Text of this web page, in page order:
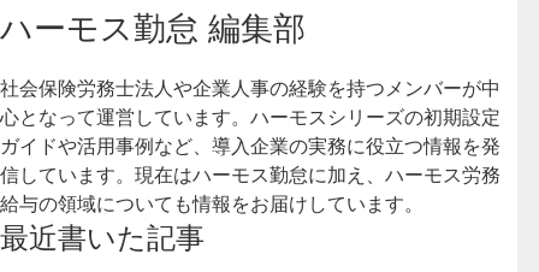
ハーモス勤怠 編集部
社会保険労務士法人や企業人事の経験を持つメンバーが中
心となって運営しています。ハーモスシリーズの初期設定
ガイドや活用事例など、導入企業の実務に役立つ情報を発
信しています。現在はハーモス勤怠に加え、ハーモス労務
給与の領域についても情報をお届けしています。
最近書いた記事